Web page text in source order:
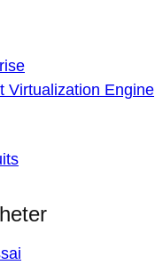
Virtualization Engine